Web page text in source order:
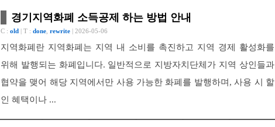
경기지역화폐 소득공제 하는 방법 안내
C : old | T : done rewrite | 2026-05-06
지역화폐란 지역화폐는 지역 내 소비를 촉진하고 지역 경제 활성화를
위해 발행되는 화폐입니다. 일반적으로 지방자치단체가 지역 상인들과
협약을 맺어 해당 지역에서만 사용 가능한 화폐를 발행하며, 사용 시 할
인 혜택이나 ...